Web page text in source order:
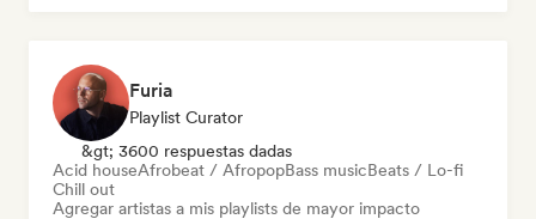
Furia
Playlist Curator
&gt; 3600 respuestas dadas
Acid houseAfrobeat / AfropopBass musicBeats / Lo-fi
Chill out
Agregar artistas a mis playlists de mayor impacto